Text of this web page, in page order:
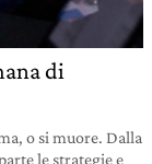
di
o si muore. Dalla
le strategie e